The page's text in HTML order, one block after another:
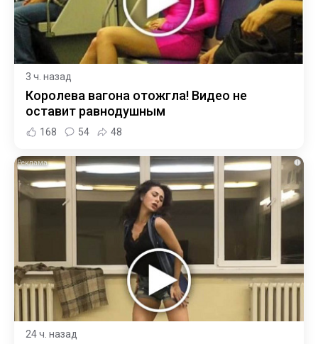
3 ч. назад
Королева вагона отожгла! Видео не
оставит равнодушным
168 54 48
i
24 ч. назад